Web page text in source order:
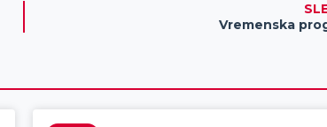
Vremenska